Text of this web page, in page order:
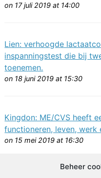
Beheer
on 17 juli 2019 at 14:00
Lien: verhoogde
inspanningstest die bij
toenemen.
on 18 juni 2019 at 15:30
Kingdon: ME/CVS heeft
functioneren, leven, werk
on 15 mei 2019 at 16:30